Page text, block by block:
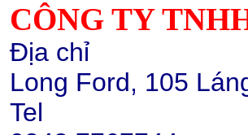
Melamine 99.8%, Yulong
Chi tiết
CÔNG TY
Địa chỉ :
Long Ford, 105
Tel :